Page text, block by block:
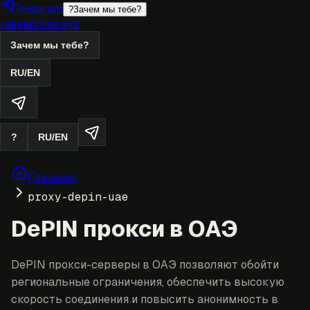
Telegram ?Зачем мы тебе?
researched.xyz
Зачем мы тебе?
RU/EN
? RU/EN
Главная
proxy-depin-uae
DePIN прокси в ОАЭ
DePIN прокси-серверы в ОАЭ позволяют обойти
региональные ограничения, обеспечить высокую
скорость соединения и повысить анонимность в